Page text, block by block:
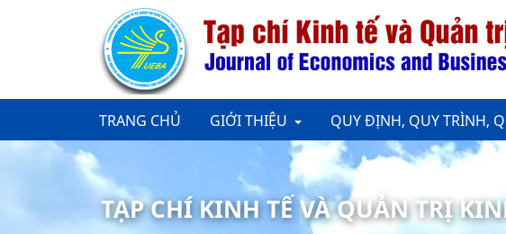
TRANG CHỦ GIỚI THIỆU QUY ĐỊNH, QUY TRÌNH,
TẠP CHÍ KINH TẾ VÀ QUẢN TRỊ